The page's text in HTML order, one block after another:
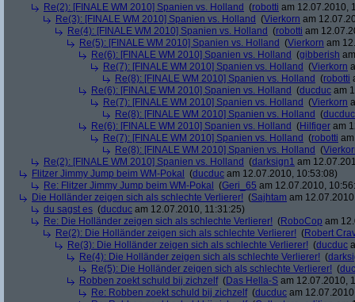
Re(2): [FINALE WM 2010] Spanien vs. Holland (robotti am 12.07.2010,
Re(3): [FINALE WM 2010] Spanien vs. Holland (Vierkorn am
Re(4): [FINALE WM 2010] Spanien vs. Holland (robotti am
Re(5): [FINALE WM 2010] Spanien vs. Holland (Vierkorn am
Re(6): [FINALE WM 2010] Spanien vs. Holland (gibberish
Re(7): [FINALE WM 2010] Spanien vs. Holland (Vierkorn
Re(8): [FINALE WM 2010] Spanien vs. Holland (robotti
Re(6): [FINALE WM 2010] Spanien vs. Holland (ducduc am
Re(7): [FINALE WM 2010] Spanien vs. Holland (Vierkorn
Re(8): [FINALE WM 2010] Spanien vs. Holland (ducduc
Re(6): [FINALE WM 2010] Spanien vs. Holland (Hilfiger am
Re(7): [FINALE WM 2010] Spanien vs. Holland (robotti
Re(8): [FINALE WM 2010] Spanien vs. Holland (
Re(2): [FINALE WM 2010] Spanien vs. Holland (darksign1 am
Flitzer Jimmy Jump beim WM-Pokal
(ducduc am 12.07.2010, 10:53:08)
Re: Flitzer Jimmy Jump beim WM-Pokal
(Geri_65 am 12.07.2010,
Die Holländer zeigen sich als schlechte Verlierer! (Sajhtam am
du sagst es (ducduc am 12.07.2010, 11:31:25)
Re: Die Holländer zeigen sich als schlechte Verlierer! (RoboCop am
Re(2): Die Holländer zeigen sich als schlechte Verlierer! (Robert
Re(3): Die Holländer zeigen sich als schlechte Verlierer! (ducduc
Re(4): Die Holländer zeigen sich als schlechte Verlierer! (
Re(5): Die Holländer zeigen sich als schlechte Verlierer! (
Robben zoekt schuld bij zichzelf(Das Hella-S am 12.07.2010,
Re: Robben zoekt schuld bij zichzelf(ducduc am